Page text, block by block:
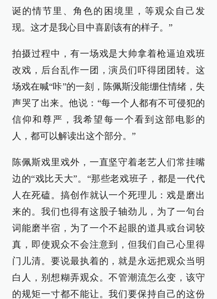
诞的情节里、角色的困境里，等观众自己发
现。这才是我心目中喜剧该有的样子。”
拍摄过程中，有一场戏是大帅拿着枪逼迫戏班
改戏，后台乱作一团，演员们吓得团团转。这
场戏在喊“咔”的一刻，陈佩斯没能绷住情绪，失
声哭了出来。他说：“每一个人都有不可侵犯的
信仰和尊严，我希望每一个看到这部电影的
人，都可以解读出这个部分。”
陈佩斯戏里戏外，一直坚守着老艺人们常挂嘴
边的“戏比天大”。“那些老戏班子，都是一代代
人在死磕。搞创作就认一个死理儿：戏是磨出
来的。我们也得有这股子轴劲儿，为了一句台
词能磨半宿，为了一个不起眼的道具或台词较
真，即使观众不会注意到，但我们自己心里得
门儿清。要说最执着的，就是永远把观众当明
白人，别想糊弄观众。不管潮流怎么变，该守
的规矩一寸都不能让。我们要保持自己的这份